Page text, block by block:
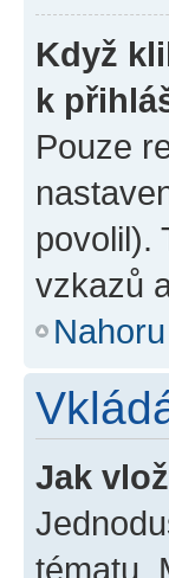
Když
k
Pouze
povolil).
vzkazů
Nahoru
Jak
tématu.